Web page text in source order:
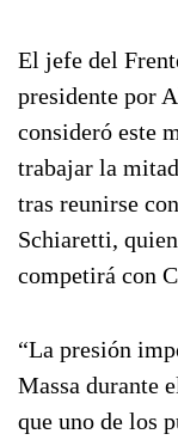
El jefe del
presidente por
consideró este
trabajar la
tras reunirse
Schiaretti,
competirá con
“La presión
Massa durante
que uno de los